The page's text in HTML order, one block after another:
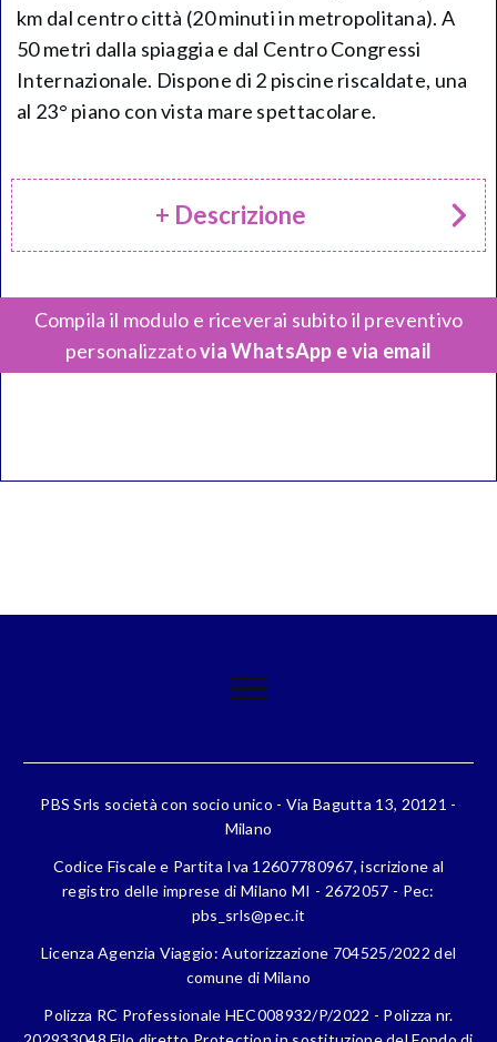
km dal centro città (20 minuti in metropolitana). A
50 metri dalla spiaggia e dal Centro Congressi
Internazionale. Dispone di 2 piscine riscaldate, una
al 23° piano con vista mare spettacolare.
+ Descrizione
Compila il modulo e riceverai subito il preventivo
personalizzatovia WhatsApp e via email
PBS Srls società con socio unico - Via Bagutta 13, 20121 -
Milano
Codice Fiscale e Partita Iva 12607780967, iscrizione al
registro delle imprese di Milano MI - 2672057 - Pec:
pbs_srls@pec.it
Licenza Agenzia Viaggio: Autorizzazione 704525/2022 del
comune di Milano
Polizza RC Professionale HEC008932/P/2022 - Polizza nr.